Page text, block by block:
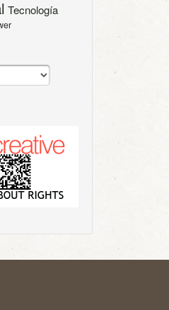
Tecnología